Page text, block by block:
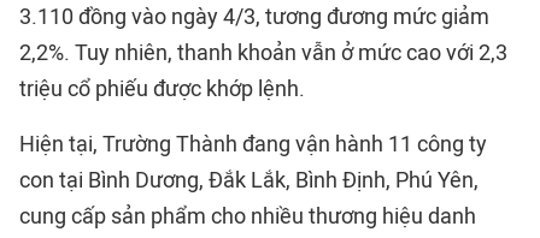
3.110 đồng vào ngày 4/3, tương đương mức giảm
2,2%. Tuy nhiên, thanh khoản vẫn ở mức cao với 2,3
triệu cổ phiếu được khớp lệnh.
Hiện tại, Trường Thành đang vận hành 11 công ty
con tại Bình Dương, Đắk Lắk, Bình Định, Phú Yên,
cung cấp sản phẩm cho nhiều thương hiệu danh